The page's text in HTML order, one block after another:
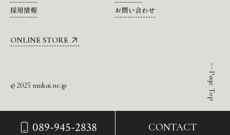
089-945-2838 CONTACT
Page Top
採用情報
お問い合わせ
ONLINE STORE
© 2025 mukai.ne.jp